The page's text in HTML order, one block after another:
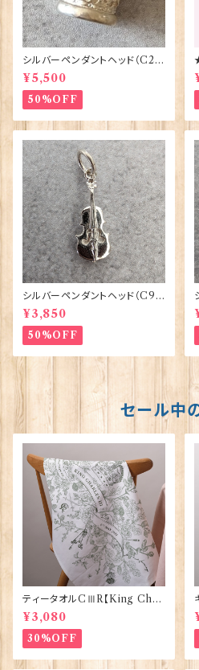
シルバーペンダントヘッド（C29
1）王冠 ORTAK 70165
¥5,500
50%OFF
シルバーペンダントヘッド（C9
3）バイオリン ORTAK 70160
¥3,850
50%OFF
セール中
ティータオルCⅢR【King Char
lesⅢ Coronation】Victoria
Eggs 50129
¥3,080
30%OFF